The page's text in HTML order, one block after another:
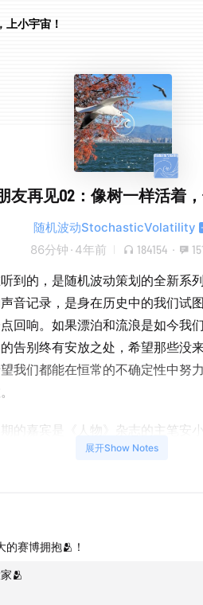
上小宇宙！
友再见02：像树一样活着
随机波动StochasticVolatility
86分钟 · 4年前 184154 ·
到的，是随机波动策划的全新系
音记录，是身在历史中的我们试
回响。如果漂泊和流浪是如今我
告别终有安放之处，希望那些没
我们都能在恒常的不确定性中努
期的嘉宾是《人物》杂志的主笔安
的原因，她说只是为了能够顺畅地
移动的故事想要分享，欢迎写信
地址是
展开Show Notes
的赛博拥抱🫂！
🫂